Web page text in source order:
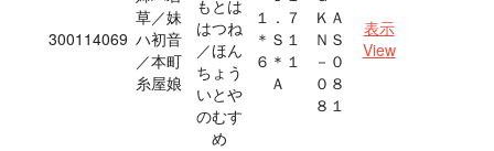
300114069
草／妹
ハ初音
／本町
糸屋娘
もとは
はつね
／ほん
ちょう
いとや
のむす
め
１．７
＊Ｓ１
６＊１
Ａ
ＫＡ
ＮＳ
－０
０８
８１
表示
View